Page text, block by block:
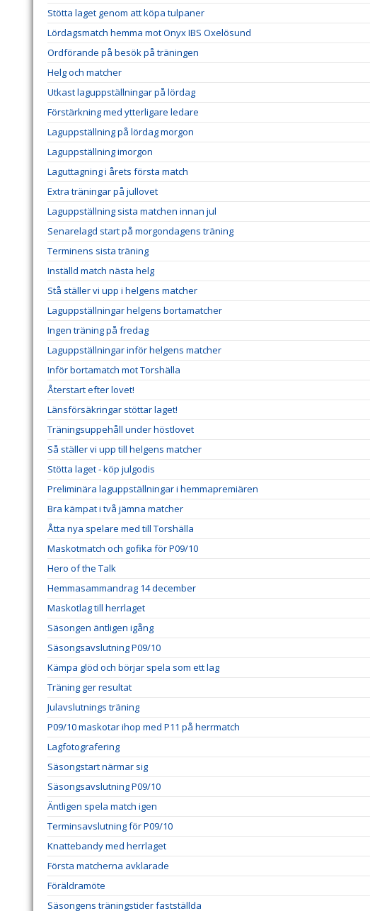
Stötta laget genom att köpa tulpaner
Lördagsmatch hemma mot Onyx IBS Oxelösund
Ordförande på besök på träningen
Helg och matcher
Utkast laguppställningar på lördag
Förstärkning med ytterligare ledare
Laguppställning på lördag morgon
Laguppställning imorgon
Laguttagning i årets första match
Extra träningar på jullovet
Laguppställning sista matchen innan jul
Senarelagd start på morgondagens träning
Terminens sista träning
Inställd match nästa helg
Stå ställer vi upp i helgens matcher
Laguppställningar helgens bortamatcher
Ingen träning på fredag
Laguppställningar inför helgens matcher
Inför bortamatch mot Torshälla
Återstart efter lovet!
Länsförsäkringar stöttar laget!
Träningsuppehåll under höstlovet
Så ställer vi upp till helgens matcher
Stötta laget - köp julgodis
Preliminära laguppställningar i hemmapremiären
Bra kämpat i två jämna matcher
Åtta nya spelare med till Torshälla
Maskotmatch och gofika för P09/10
Hero of the Talk
Hemmasammandrag 14 december
Maskotlag till herrlaget
Säsongen äntligen igång
Säsongsavslutning P09/10
Kämpa glöd och börjar spela som ett lag
Träning ger resultat
Julavslutnings träning
P09/10 maskotar ihop med P11 på herrmatch
Lagfotografering
Säsongstart närmar sig
Säsongsavslutning P09/10
Äntligen spela match igen
Terminsavslutning för P09/10
Knattebandy med herrlaget
Första matcherna avklarade
Föräldramöte
Säsongens träningstider fastställda